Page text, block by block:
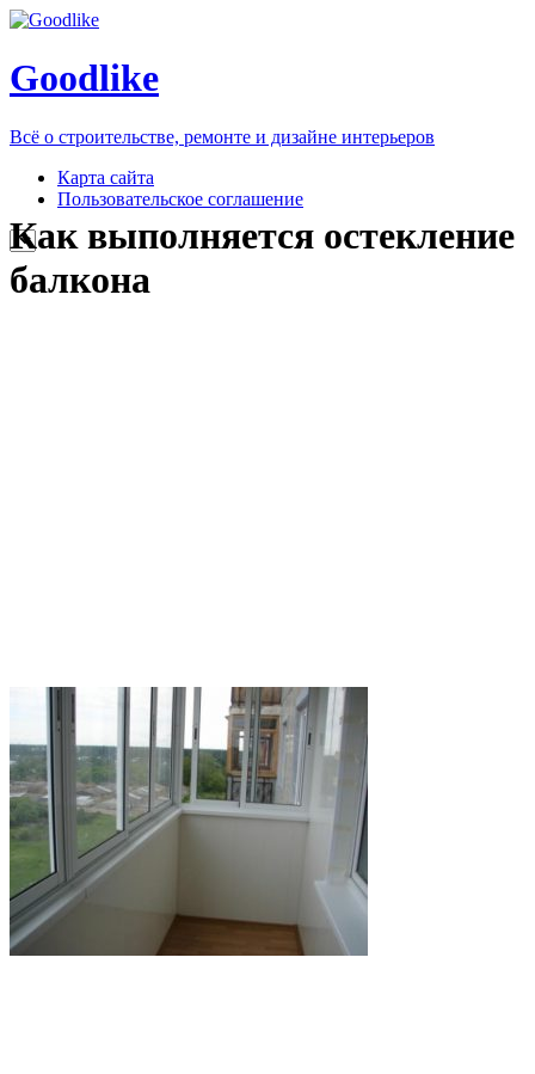
Goodlike
Всё о строительстве, ремонте и дизайне интерьеров
Карта сайта
Пользовательское соглашение
Как выполняется остекление
балкона